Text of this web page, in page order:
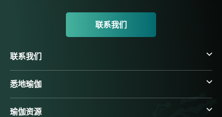
联系我们
联系我们
悉地瑜伽
瑜伽资源